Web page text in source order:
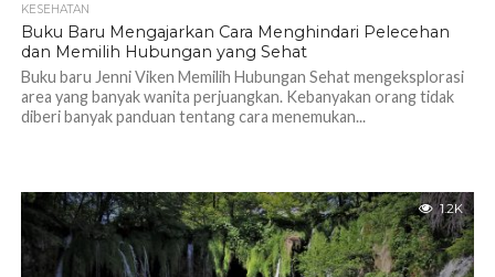
KESEHATAN
Buku Baru Mengajarkan Cara Menghindari Pelecehan
dan Memilih Hubungan yang Sehat
Buku baru Jenni Viken Memilih Hubungan Sehat mengeksplorasi
area yang banyak wanita perjuangkan. Kebanyakan orang tidak
diberi banyak panduan tentang cara menemukan...
1.2K